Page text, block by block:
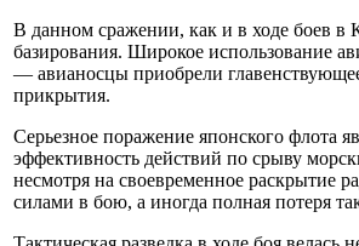
В данном сражении, как и в ходе боев в
базирования. Широкое использование
— авианосцы приобрели
прикрытия.
Серьезное поражение японского флота
эффективность действий по срыву
несмотря на своевременное раскрытие
силами в бою, а иногда полная потеря